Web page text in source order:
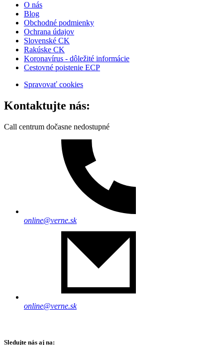
O nás
Blog
Obchodné podmienky
Ochrana údajov
Slovenské CK
Rakúske CK
Koronavírus - dôležité informácie
Cestovné poistenie ECP
Spravovať cookies
Kontaktujte nás:
Call centrum dočasne nedostupné
online@verne.sk
online@verne.sk
Sledujte nás aj na: